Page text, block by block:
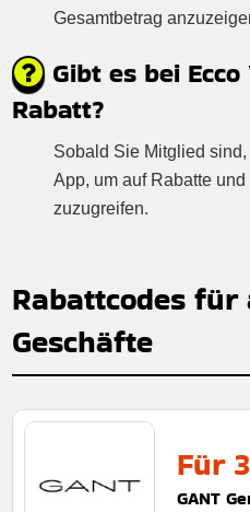
Gesamtbetrag
Gibt es bei
Rabatt?
Sobald Sie Mitglied
App, um auf Rabatte
zuzugreifen.
Rabattcodes für
Geschäfte
Für
GANT